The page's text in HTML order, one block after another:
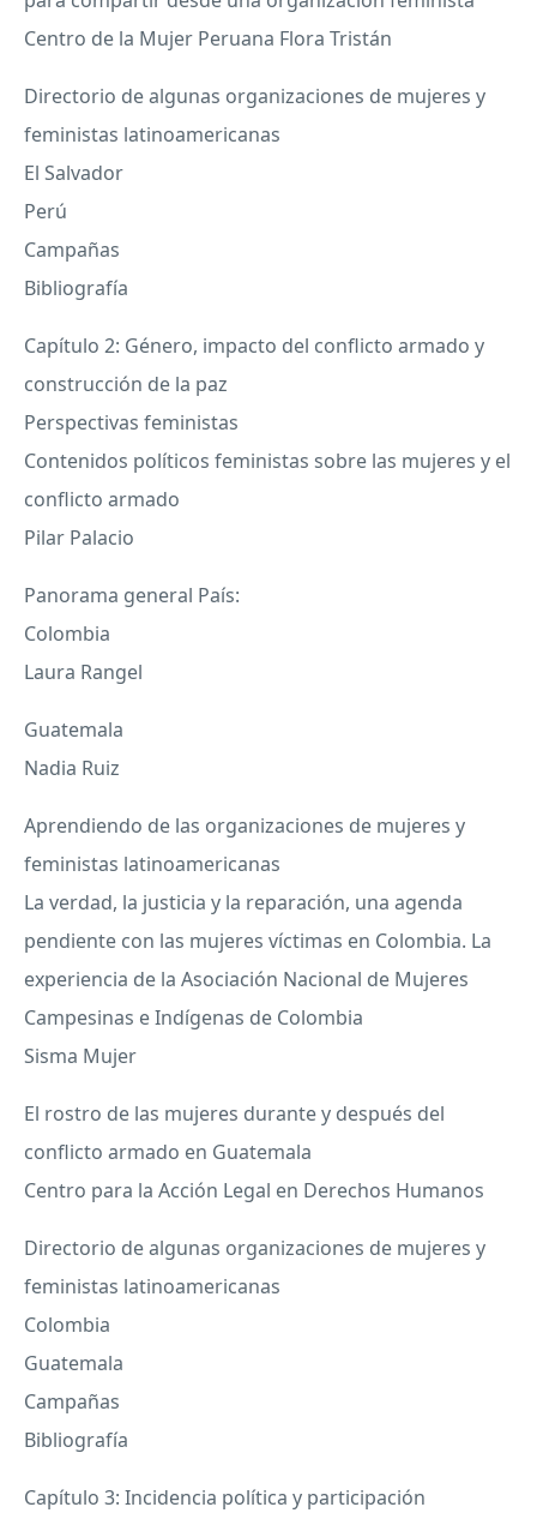
Centro de la Mujer Peruana Flora Tristán
Directorio de algunas organizaciones de mujeres y
feministas latinoamericanas
El Salvador
Perú
Campañas
Bibliografía
Capítulo 2: Género, impacto del conflicto armado y
construcción de la paz
Perspectivas feministas
Contenidos políticos feministas sobre las mujeres y el
conflicto armado
Pilar Palacio
Panorama general País:
Colombia
Laura Rangel
Guatemala
Nadia Ruiz
Aprendiendo de las organizaciones de mujeres y
feministas latinoamericanas
La verdad, la justicia y la reparación, una agenda
pendiente con las mujeres víctimas en Colombia. La
experiencia de la Asociación Nacional de Mujeres
Campesinas e Indígenas de Colombia
Sisma Mujer
El rostro de las mujeres durante y después del
conflicto armado en Guatemala
Centro para la Acción Legal en Derechos Humanos
Directorio de algunas organizaciones de mujeres y
feministas latinoamericanas
Colombia
Guatemala
Campañas
Bibliografía
Capítulo 3: Incidencia política y participación